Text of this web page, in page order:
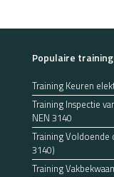
Populaire
Training Keuren
Training Inspectie
NEN 3140
Training Voldoende
3140)
Training